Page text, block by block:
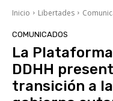
Inicio Libertades
COMUNICADOS
La
DDHH
transición a